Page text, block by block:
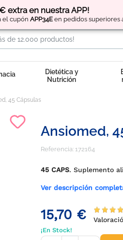
extra en nuestra APP!
el cupón APP34E en pedidos superiores
Regístratey obtén
Dietética y
Nutrición
45 Cápsulas
Ansiomed,
Referencia: 172164
45 CAPS. Suplemento
Ver descripción
15,70 €
¡En Stock!